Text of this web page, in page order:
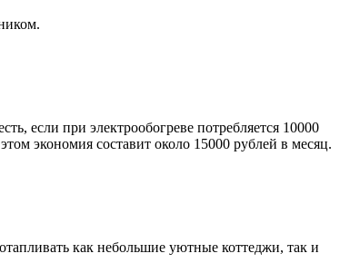
если при электрообогреве потребляется 10000
экономия составит около 15000 рублей в месяц.
как небольшие уютные коттеджи, так и